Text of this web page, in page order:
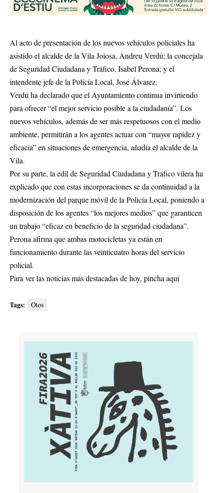
Al acto de presentación de los nuevos vehículos policiales ha
asistido el alcalde de la Vila Joiosa, Andreu Verdú; la concejala
de Seguridad Ciudadana y Tráfico, Isabel Perona; y el
intendente jefe de la Policía Local, José Álvarez.
Verdú ha declarado que el Ayuntamiento continua invirtiendo
para ofrecer “el mejor servicio posible a la ciudadanía”. Los
nuevos vehículos, además de ser más respetuosos con el medio
ambiente, permitirán a los agentes actuar con “mayor rapidez y
eficacia” en situaciones de emergencia, añadía el alcalde de la
Vila.
Por su parte, la edil de Seguridad Ciudadana y Tráfico vilera ha
explicado que con estas incorporaciones se da continuidad a la
modernización del parque móvil de la Policía Local, poniendo a
disposición de los agentes “los mejores medios” que garanticen
un trabajo “eficaz en beneficio de la seguridad ciudadana”.
Perona afirma que ambas motocicletas ya están en
funcionamiento durante las veinticuatro horas del servicio
policial.
Para ver las noticias más destacadas de hoy, pincha aquí
Tags: Otos